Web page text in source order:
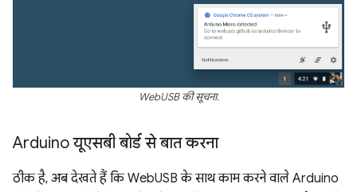
WebUSB की सूचना.
Arduino यूएसबी बोर्ड से बात करना
ठीक है, अब देखते हैं कि WebUSB के साथ काम करने वाले Arduino